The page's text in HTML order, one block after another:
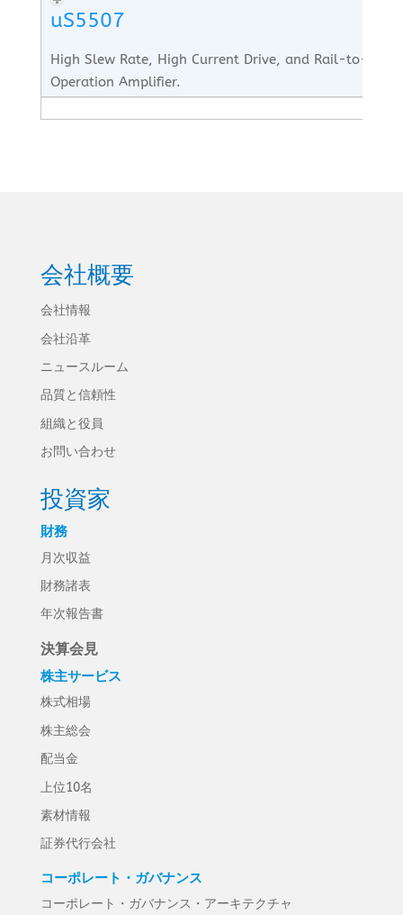
uS5507
High Slew Rate, High Current Drive, and Rail-to-Rail
Operation Amplifier.
会社概要
会社情報
会社沿革
ニュースルーム
品質と信頼性
組織と役員
お問い合わせ
投資家
財務
月次収益
財務諸表
年次報告書
決算会見
株主サービス
株式相場
株主総会
配当金
上位10名
素材情報
証券代行会社
コーポレート・ガバナンス
コーポレート・ガバナンス・アーキテクチャ